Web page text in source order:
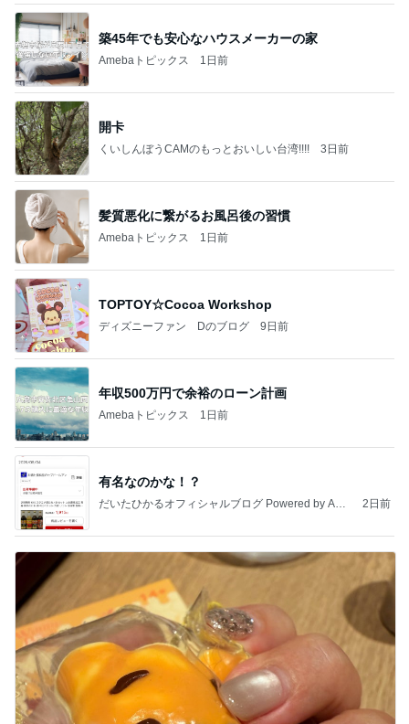
築45年でも安心なハウスメーカーの家
Amebaトピックス 1日前
開卡
くいしんぼうCAMのもっとおいしい台湾!!!! 3日前
髪質悪化に繋がるお風呂後の習慣
Amebaトピックス 1日前
TOPTOY☆Cocoa Workshop
ディズニーファン Dのブログ 9日前
年収500万円で余裕のローン計画
Amebaトピックス 1日前
有名なのかな！？
だいたひかるオフィシャルブログ Powered by Ame
2日前